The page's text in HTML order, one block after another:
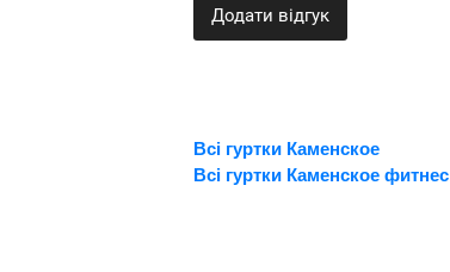
Додати відгук
Всі гуртки Каменское
Всі гуртки Каменское фитнес